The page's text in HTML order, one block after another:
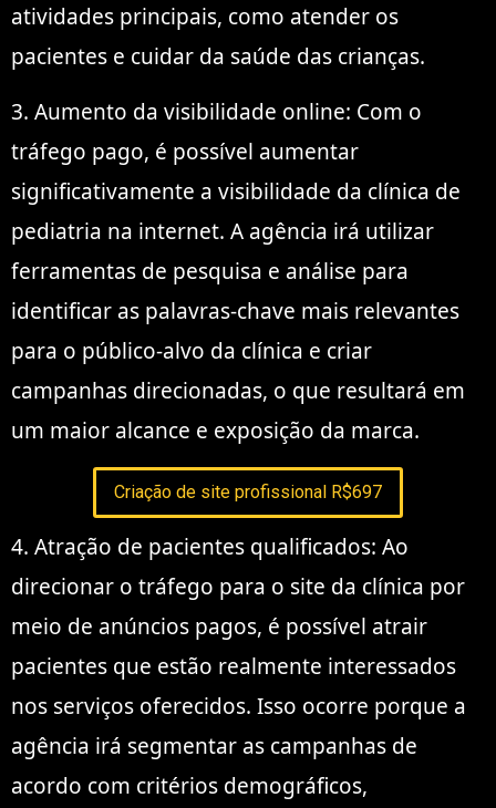
atividades principais, como atender os
pacientes e cuidar da saúde das crianças.
3. Aumento da visibilidade online: Com o
tráfego pago, é possível aumentar
significativamente a visibilidade da clínica de
pediatria na internet. A agência irá utilizar
ferramentas de pesquisa e análise para
identificar as palavras-chave mais relevantes
para o público-alvo da clínica e criar
campanhas direcionadas, o que resultará em
um maior alcance e exposição da marca.
Criação de site profissional R$697
4. Atração de pacientes qualificados: Ao
direcionar o tráfego para o site da clínica por
meio de anúncios pagos, é possível atrair
pacientes que estão realmente interessados
nos serviços oferecidos. Isso ocorre porque a
agência irá segmentar as campanhas de
acordo com critérios demográficos,